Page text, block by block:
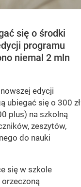
się o środki
programu
niemal 2 mln
edycji
ubiegać się o 300 zł
plus) na szkolną
zeszytów,
do nauki
się w szkole